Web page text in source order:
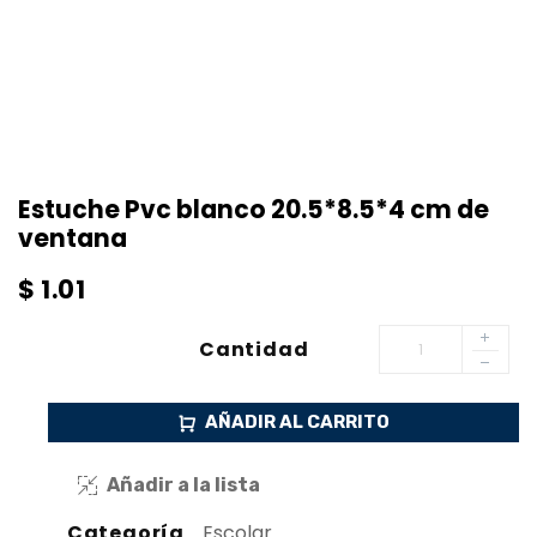
Estuche Pvc blanco 20.5*8.5*4 cm de
ventana
$ 1.01
Cantidad
AÑADIR AL CARRITO
Añadir a la lista